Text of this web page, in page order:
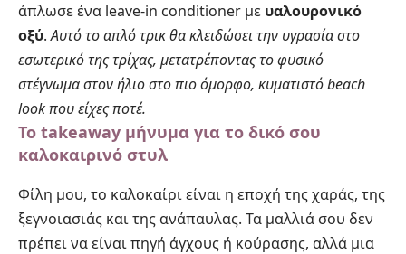
άπλωσε ένα leave-in conditioner με υαλουρονικό
οξύ.Αυτό το απλό τρικ θα κλειδώσει την υγρασία στο
εσωτερικό της τρίχας, μετατρέποντας το φυσικό
στέγνωμα στον ήλιο στο πιο όμορφο, κυματιστό beach
look που είχες ποτέ.
Το takeaway μήνυμα για το δικό σου
καλοκαιρινό στυλ
Φίλη μου, το καλοκαίρι είναι η εποχή της χαράς, της
ξεγνοιασιάς και της ανάπαυλας. Τα μαλλιά σου δεν
πρέπει να είναι πηγή άγχους ή κούρασης, αλλά μια